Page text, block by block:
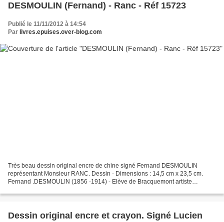
DESMOULIN (Fernand) - Ranc - Réf 15723
Publié le 11/11/2012 à 14:54
Par livres.epuises.over-blog.com
Très beau dessin original encre de chine signé Fernand DESMOULIN
représentant Monsieur RANC. Dessin - Dimensions : 14,5 cm x 23,5 cm.
Fernand .DESMOULIN (1856 -1914) - Elève de Bracquemont artiste
Dessin original encre et crayon. Signé Lucien